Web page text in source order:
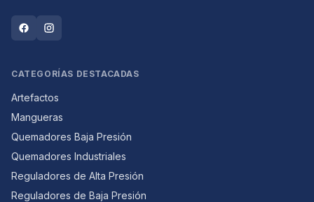
CATEGORÍAS DESTACADAS
Artefactos
Mangueras
Quemadores Baja Presión
Quemadores Industriales
Reguladores de Alta Presión
Reguladores de Baja Presión